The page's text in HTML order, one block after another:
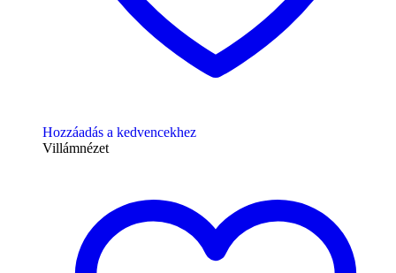
Hozzáadás a kedvencekhez
Villámnézet